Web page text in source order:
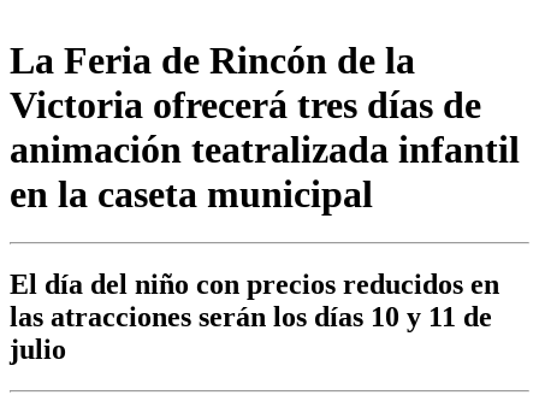
La Feria de Rincón de la
Victoria ofrecerá tres días de
animación teatralizada infantil
en la caseta municipal
El día del niño con precios reducidos en
las atracciones serán los días 10 y 11 de
julio